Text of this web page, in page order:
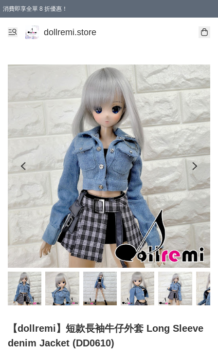
消費即享全單 8 折優惠！
購物滿 HKD 1500.00即享免運費優惠！（適用於 本地送貨、本地取貨、國際送貨 )
dollremi.store
【dollremi】短款長袖牛仔外套 Long Sleeve
denim Jacket (DD0610)